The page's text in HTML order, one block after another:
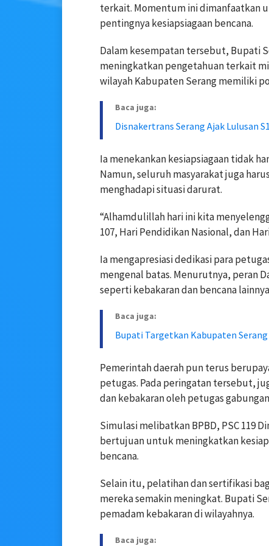
terkait. Momentum ini dimanfaatkan
pentingnya kesiapsiagaan bencana.
Dalam kesempatan tersebut, Bupati
meningkatkan pengetahuan terkait
wilayah Kabupaten Serang memiliki
Baca juga:
Disnakertrans Serang Ajak Lulusan
Ia menekankan kesiapsiagaan tidak
Namun, seluruh masyarakat juga
menghadapi situasi darurat.
“Alhamdulillah hari ini kita
107, Hari Pendidikan Nasional, dan
Ia mengapresiasi dedikasi para
mengenal batas. Menurutnya, peran
seperti kebakaran dan bencana
Baca juga:
Bupati Targetkan Kabupaten
Pemerintah daerah pun terus
petugas. Pada peringatan tersebut,
dan kebakaran oleh petugas
Simulasi melibatkan BPBD, PSC 119
bertujuan untuk meningkatkan
bencana.
Selain itu, pelatihan dan sertifikasi
mereka semakin meningkat. Bupati
pemadam kebakaran di wilayahnya.
Baca juga: